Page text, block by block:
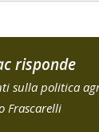
risponde
sulla politica
Frascarelli